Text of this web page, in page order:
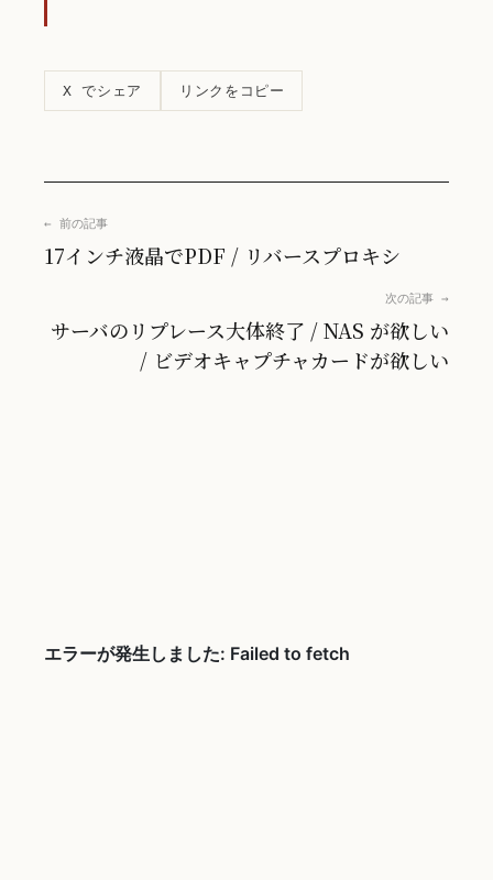
X でシェア リンクをコピー
← 前の記事
17インチ液晶でPDF / リバースプロキシ
次の記事 →
サーバのリプレース大体終了 / NAS が欲しい
/ ビデオキャプチャカードが欲しい